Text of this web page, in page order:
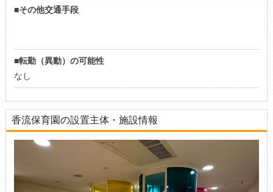
■その他交通手段
■転勤（異動）の可能性
なし
香流保育園の設置主体・施設情報